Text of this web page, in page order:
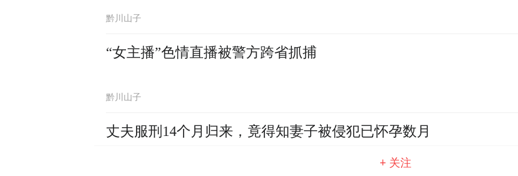
黔川山子
“女主播”色情直播被警方跨省抓捕
黔川山子
丈夫服刑14个月归来，竟得知妻子被侵犯已怀孕数月
+ 关注